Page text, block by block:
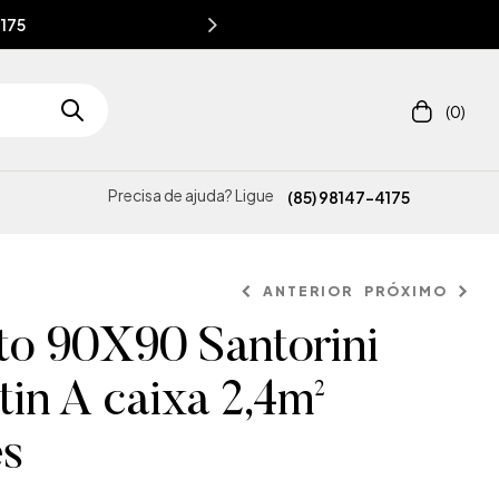
(0)
Precisa de ajuda? Ligue (85) 98147-4175
ANTERIOR PRÓXIMO
90X90 Santorini
A caixa 2,4m²